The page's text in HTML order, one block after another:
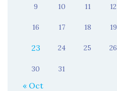
9 10 11 12
16 17 18 19
23 24 25 26
30 31
« Oct